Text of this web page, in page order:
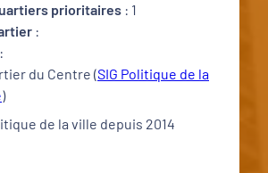
prioritaires : 1
:
:
du Centre (SIG Politique de la
)
de la ville depuis 2014